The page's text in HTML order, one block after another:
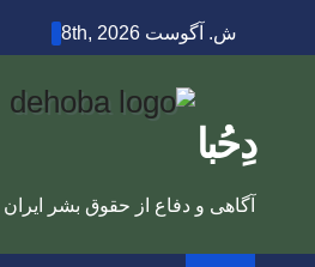
to
ش. آگوست 8th, 2026
دِحُبا
آگاهی و دفاع از حقوق بشر ایران